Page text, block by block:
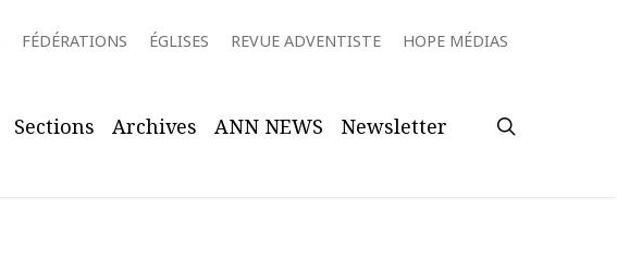
FÉDÉRATIONS ÉGLISES REVUE ADVENTISTE HOPE MÉDIAS
Sections Archives ANN NEWS Newsletter